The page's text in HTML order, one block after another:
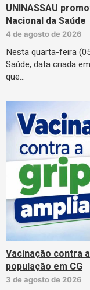
UNINASSAU
Nacional da Saúde
4 de agosto de 2026
Nesta quarta-feira
Saúde, data criada
que…
Vacinação contra
população em CG
3 de agosto de 2026